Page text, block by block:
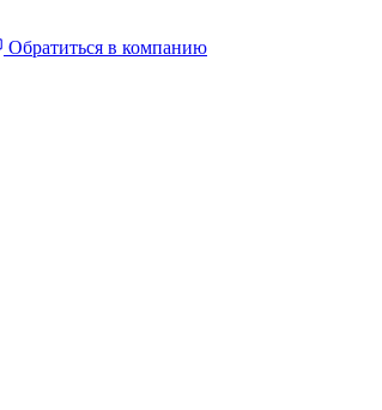
Обратиться в компанию